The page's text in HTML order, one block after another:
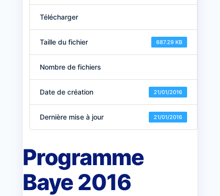
Télécharger
Taille du fichier 687.29 KB
Nombre de fichiers
Date de création 21/01/2016
Dernière mise à jour 21/01/2016
Programme
Baye 2016